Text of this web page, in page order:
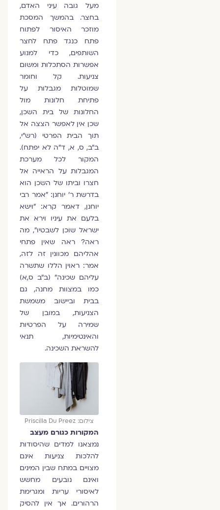
מעל גובה עיני האדם,
בחצר. בהמשך המסכת
מוזכר האיסור לפתוח
פתח כנגד פתח לחצר
השותפים, כדי למנוע
אפשרות הסתכלות ומשום
צניעות. קל וחומר
שמוטלות מגבלות על
פתיחת חלונות מול
החלונות של בית השכן,
שכן אין לאפשר הצצה אל
תוך הבית הפרטי (רש"י,
ב"ב, ס, א, ד"ה לא יפתח).
המקור לכל מערכת
המגבלות על הראייה אל
חצרו וביתו של השכן הוא
בדרשת ר' יוחנן: "אמר רבי
יוחנן, דאמר קרא: "וישא
בלעם את עיניו וירא את
ישראל שוכן לשבטיו", מה
ראה? ראה שאין פתחי
אהליהם מכוונין זה לזה,
אמר: ראוין הללו שתשרה
עליהם שכינה" (ב"ב ס,א)
כמו במצוות מחנה, גם
בבית וביישוב משמשת
הצניעות, במובן של
שמירה על הפרטיות
והאינטימיות, תנאי
להשראת השכינה.
צילום: Priscilla Du Preez
המקורות כגורם מעצב
נמצאנו למדים שהיסודות
להלכות צניעות אינם
מצויים במתח שבין המינים
ואינם נובעים מחשש
לאיסורי עריות ומגרימת
הרהורים. אך אין להסיק